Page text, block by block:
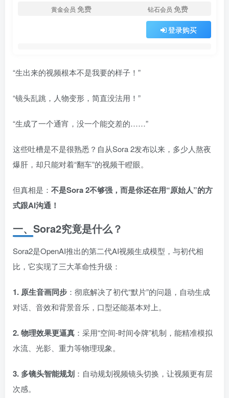
黄金会员 免费 钻石会员 免费
登录购买
“生出来的视频根本不是我要的样子！”
“镜头乱跳，人物变形，简直没法用！”
“生成了一个通宵，没一个能交差的……”
这些吐槽是不是很熟悉？自从Sora 2发布以来，多少人熬夜
爆肝，却只能对着“翻车”的视频干瞪眼。
但真相是： 不是Sora 2不够强，而是你还在用“原始人”的方
式跟AI沟通！
一、Sora2究竟是什么？
Sora2是OpenAI推出的第二代AI视频生成模型，与初代相
比，它实现了三大革命性升级：
1. 原生音画同步 ：彻底解决了初代“默片”的问题，自动生成
对话、音效和背景音乐，口型还能基本对上。
2. 物理效果更逼真 ：采用“空间-时间令牌”机制，能精准模拟
水流、光影、重力等物理现象。
3. 多镜头智能规划 ：自动规划视频镜头切换，让视频更有层
次感。